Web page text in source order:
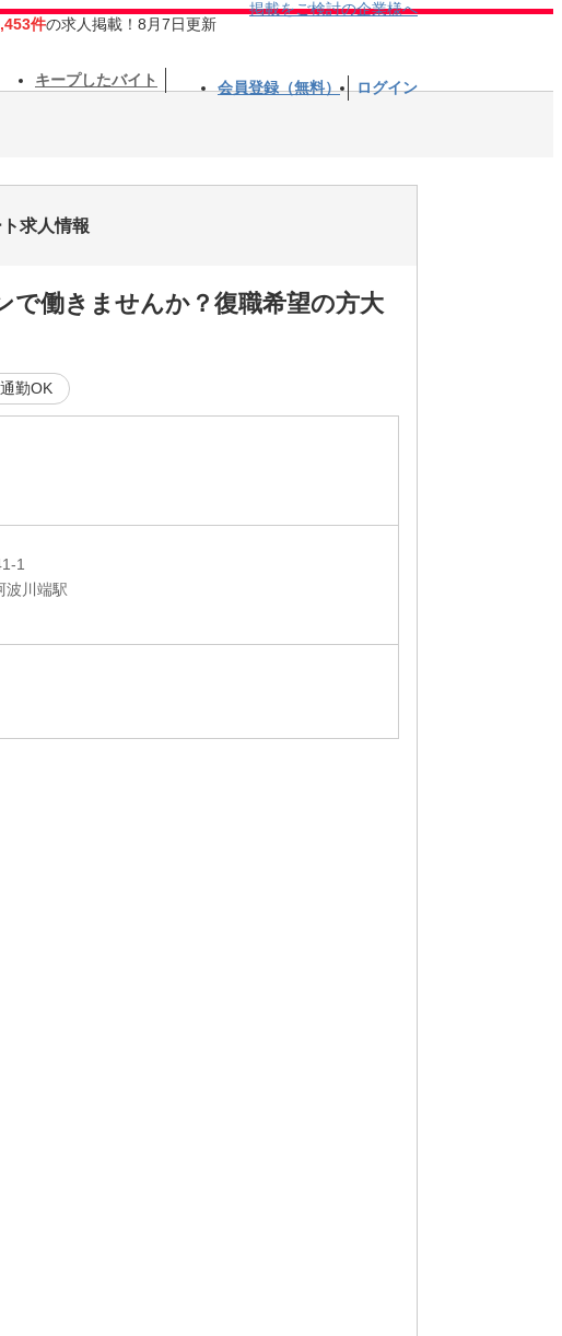
件の求人掲載！8月7日更新
掲載をご検討の企業様へ
キープしたバイト 会員登録（無料） ログイン
求人情報
働きませんか？復職希望の方大
勤OK
1
波川端駅